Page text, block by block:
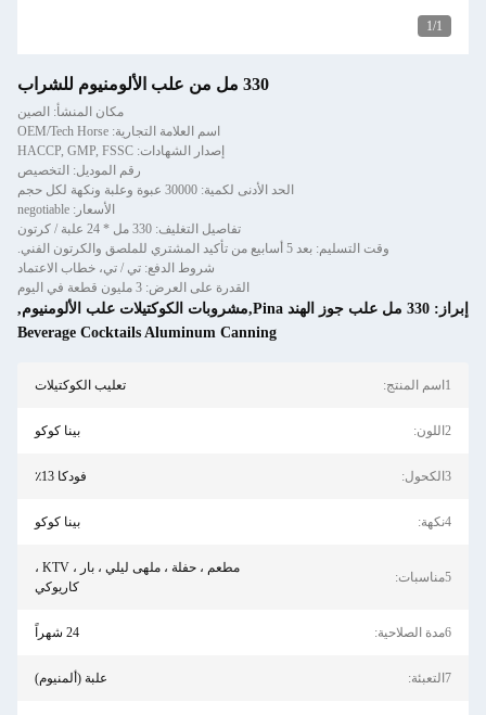
1/1
330 مل من علب الألومنيوم للشراب
مكان المنشأ: الصين
اسم العلامة التجارية: OEM/Tech Horse
إصدار الشهادات: HACCP, GMP, FSSC
رقم الموديل: التخصيص
الحد الأدنى لكمية: 30000 عبوة وعلبة ونكهة لكل حجم
الأسعار: negotiable
تفاصيل التغليف: 330 مل * 24 علبة / كرتون
وقت التسليم: بعد 5 أسابيع من تأكيد المشتري للملصق والكرتون الفني.
شروط الدفع: تي / تي، خطاب الاعتماد
القدرة على العرض: 3 مليون قطعة في اليوم
إبراز: 330 مل علب جوز الهند Pina,مشروبات الكوكتيلات علب الألومنيوم
,
Beverage Cocktails Aluminum Canning
1اسم المنتج: تعليب الكوكتيلات
2اللون: بينا كوكو
3الكحول: فودكا 13٪
4نكهة: بينا كوكو
5مناسبات:
مطعم ، حفلة ، ملهى ليلي ، بار ، KTV ،
كاريوكي
6مدة الصلاحية: 24 شهراً
7التعبئة: علبة (ألمنيوم)